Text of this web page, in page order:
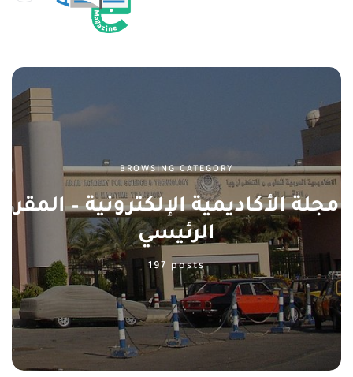
BROWSING CATEGORY
مجلة الأكاديمية الإلكترونية – المقر
الرئيسي
197 posts